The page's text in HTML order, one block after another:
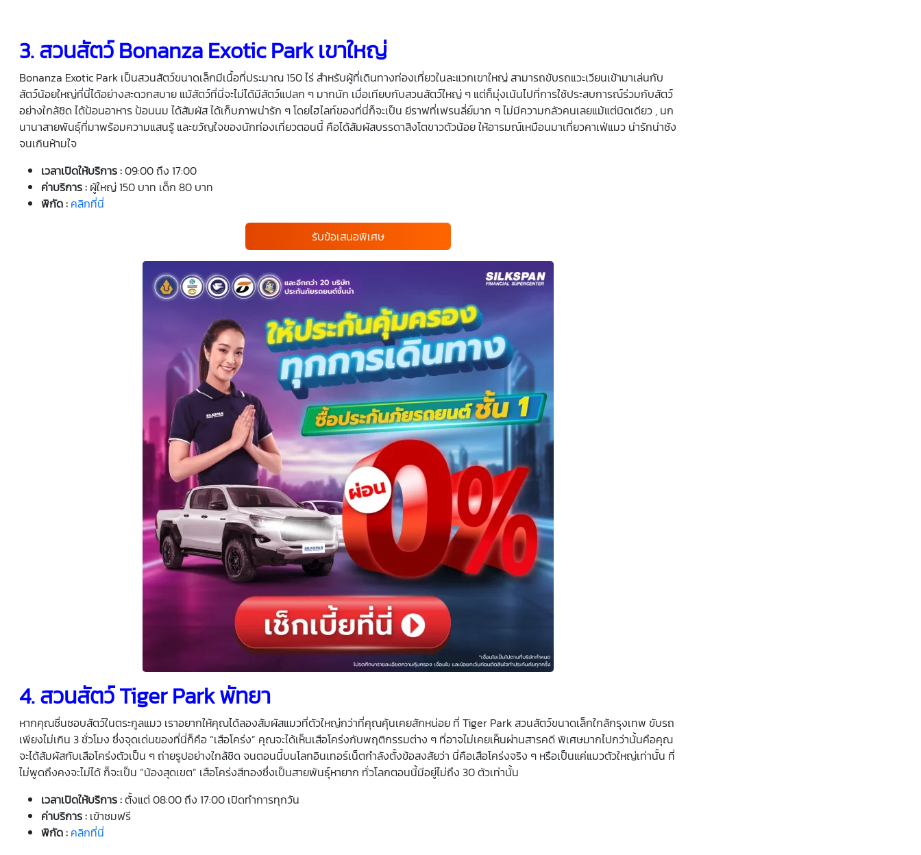
3.สวนสัตว์Bonanza Exotic Park เขาใหญ่
Bonanza Exotic Park เป็นสวนสัตว์ขนาดเล็กมีเนื้อที่ประมาณ 150 ไร่ สำหรับผู้ที่เดินทางท่องเที่ยวในละแวกเขาใหญ่ สามารถขับรถแวะเวียนเข้ามาเล่นกับ
สัตว์น้อยใหญ่ที่นี่ได้อย่างสะดวกสบาย แม้สัตว์ที่นี่จะไม่ได้มีสัตว์แปลก ๆ มากนัก เมื่อเทียบกับสวนสัตว์ใหญ่ ๆ แต่ก็มุ่งเน้นไปที่การใช้ประสบการณ์ร่วมกับสัตว์
อย่างใกล้ชิด ได้ป้อนอาหาร ป้อนนม ได้สัมผัส ได้เก็บภาพน่ารัก ๆ โดยไฮไลท์ของที่นี่ก็จะเป็น ยีราฟที่เฟรนลี่ย์มาก ๆ ไม่มีความกลัวคนเลยแม้แต่นิดเดียว , นก
นานาสายพันธุ์ที่มาพร้อมความแสนรู้ และขวัญใจของนักท่องเที่ยวตอนนี้ คือได้สัมผัสบรรดาสิงโตขาวตัวน้อย ให้อารมณ์เหมือนมาเที่ยวคาเฟ่แมว น่ารักน่าชัง
จนเกินห้ามใจ
เวลาเปิดให้บริการ:09:00 ถึง 17:00
ค่าบริการ: ผู้ใหญ่ 150 บาท เด็ก 80 บาท
พิกัด: คลิกที่นี่
รับข้อเสนอพิเศษ
4.สวนสัตว์Tiger Park พัทยา
หากคุณชื่นชอบสัตว์ในตระกูลแมว เราอยากให้คุณได้ลองสัมผัสแมวที่ตัวใหญ่กว่าที่คุณคุ้นเคยสักหน่อย ที่ Tiger Park สวนสัตว์ขนาดเล็กใกล้กรุงเทพ ขับรถ
เพียงไม่เกิน 3 ชั่วโมง ซึ่งจุดเด่นของที่นี่ก็คือ “เสือโคร่ง” คุณจะได้เห็นเสือโคร่งกับพฤติกรรมต่าง ๆ ที่อาจไม่เคยเห็นผ่านสารคดี พิเศษมากไปกว่านั้นคือคุณ
จะได้สัมผัสกับเสือโคร่งตัวเป็น ๆ ถ่ายรูปอย่างใกล้ชิด จนตอนนี้บนโลกอินเทอร์เน็ตกำลังตั้งข้อสงสัยว่า นี่คือเสือโคร่งจริง ๆ หรือเป็นแค่แมวตัวใหญ่เท่านั้น ที่
ไม่พูดถึงคงจะไม่ได้ ก็จะเป็น “น้องสุดเขต” เสือโคร่งสีทองซึ่งเป็นสายพันธุ์หายาก ทั่วโลกตอนนี้มีอยู่ไม่ถึง 30 ตัวเท่านั้น
เวลาเปิดให้บริการ:ตั้งแต่ 08:00 ถึง 17:00 เปิดทำการทุกวัน
ค่าบริการ: เข้าชมฟรี
พิกัด: คลิกที่นี่